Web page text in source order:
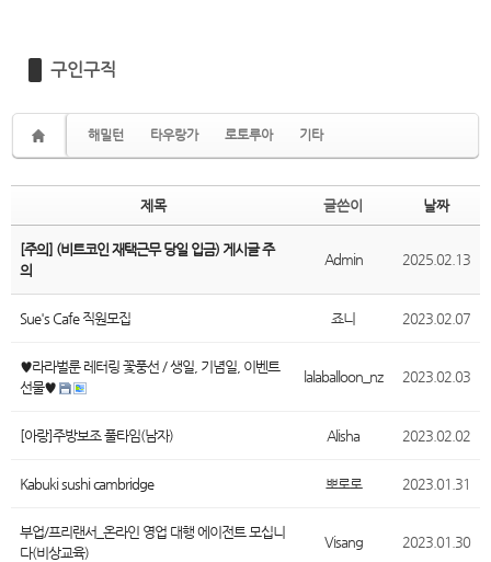
구인구직
해밀턴 타우랑가 로토루아 기타
제목 글쓴이 날짜
[주의] (비트코인 재택근무 당일 입금) 게시글 주
의
Admin 2025.02.13
Sue's Cafe 직원모집 죠니 2023.02.07
♥라라벌룬 레터링 꽃풍선 / 생일, 기념일, 이벤트
선물♥
lalaballoon_nz 2023.02.03
[아랑]주방보조 풀타임(남자) Alisha 2023.02.02
Kabuki sushi cambridge 뽀로로 2023.01.31
부업/프리랜서_온라인 영업 대행 에이전트 모십니
다(비상교육)
Visang 2023.01.30